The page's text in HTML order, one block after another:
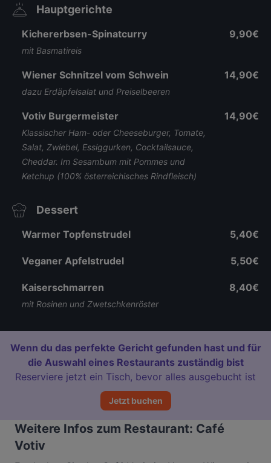
Hauptgerichte
Kichererbsen-Spinatcurry
mit Basmatireis
9,90€
Wiener Schnitzel vom Schwein
dazu Erdäpfelsalat und Preiselbeeren
14,90€
Votiv Burgermeister
Klassischer Ham- oder Cheeseburger, Tomate,
Salat, Zwiebel, Essiggurken, Cocktailsauce,
Cheddar. Im Sesambum mit Pommes und
Ketchup (100% österreichisches Rindfleisch)
14,90€
Dessert
Warmer Topfenstrudel 5,40€
Veganer Apfelstrudel 5,50€
Kaiserschmarren
mit Rosinen und Zwetschkenröster
8,40€
Wenn du das perfekte Gericht gefunden hast und für
die Auswahl eines Restaurants zuständig bist
Reserviere jetzt ein Tisch, bevor alles ausgebucht ist
Jetzt buchen
Weitere Infos zum Restaurant: Café
Votiv